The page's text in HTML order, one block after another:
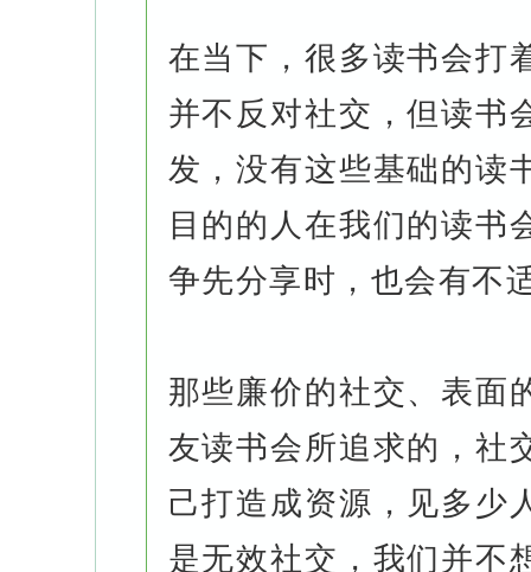
在当下，很多读书会打
并不反对社交，但读书
发，没有这些基础的读
目的的人在我们的读书
争先分享时，也会有不
那些廉价的社交、表面
友读书会所追求的，社
己打造成资源，见多少
是无效社交，我们并不